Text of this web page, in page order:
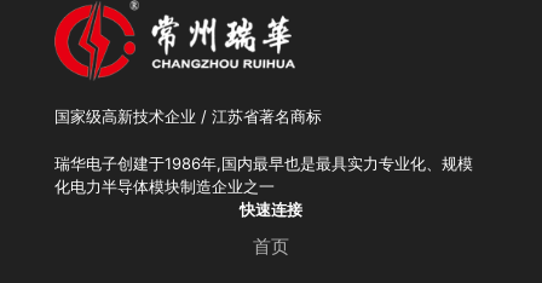
国家级高新技术企业 / 江苏省著名商标
瑞华电子创建于1986年,国内最早也是最具实力专业化、规模
化电力半导体模块制造企业之一
快速连接
首页